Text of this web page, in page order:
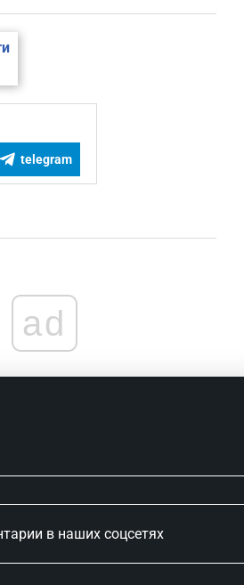
telegram
ad
в наших соцсетях